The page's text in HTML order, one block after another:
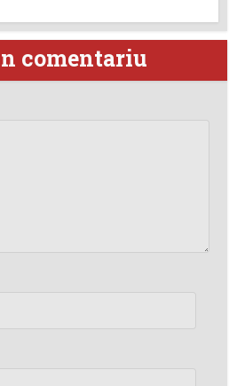
comentariu